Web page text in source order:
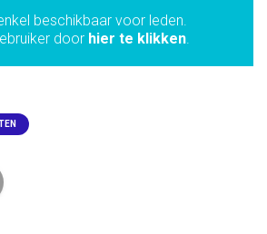
beschikbaar voor leden.
door hier te klikken.